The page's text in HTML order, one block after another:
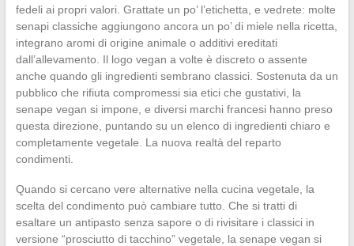
fedeli ai propri valori. Grattate un po’ l’etichetta, e vedrete: molte
senapi classiche aggiungono ancora un po’ di miele nella ricetta,
integrano aromi di origine animale o additivi ereditati
dall’allevamento. Il logo vegan a volte è discreto o assente
anche quando gli ingredienti sembrano classici. Sostenuta da un
pubblico che rifiuta compromessi sia etici che gustativi, la
senape vegan si impone, e diversi marchi francesi hanno preso
questa direzione, puntando su un elenco di ingredienti chiaro e
completamente vegetale. La nuova realtà del reparto
condimenti.
Quando si cercano vere alternative nella cucina vegetale, la
scelta del condimento può cambiare tutto. Che si tratti di
esaltare un antipasto senza sapore o di rivisitare i classici in
versione “prosciutto di tacchino” vegetale, la senape vegan si